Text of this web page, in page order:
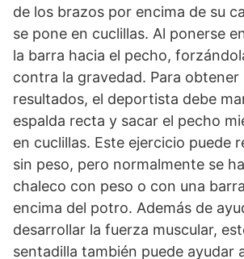
de los brazos por encima de su
se pone en cuclillas. Al ponerse
la barra hacia el pecho,
contra la gravedad. Para obtener
resultados, el deportista debe
espalda recta y sacar el pecho
en cuclillas. Este ejercicio puede
sin peso, pero normalmente se
chaleco con peso o con una
encima del potro. Además de
desarrollar la fuerza muscular,
sentadilla también puede ayudar